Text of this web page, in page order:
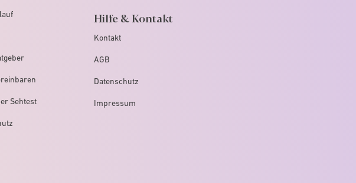
Sehtest
Hilfe & Kontakt
Kontakt
AGB
Datenschutz
Impressum